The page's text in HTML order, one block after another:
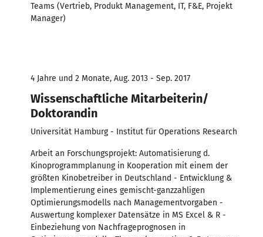
Teams (Vertrieb, Produkt Management, IT, F&E, Projekt
Manager)
4 Jahre und 2 Monate, Aug. 2013 - Sep. 2017
Wissenschaftliche Mitarbeiterin/
Doktorandin
Universität Hamburg - Institut für Operations Research
Arbeit an Forschungsprojekt: Automatisierung d.
Kinoprogrammplanung in Kooperation mit einem der
größten Kinobetreiber in Deutschland - Entwicklung &
Implementierung eines gemischt-ganzzahligen
Optimierungsmodells nach Managementvorgaben -
Auswertung komplexer Datensätze in MS Excel & R -
Einbeziehung von Nachfrageprognosen in